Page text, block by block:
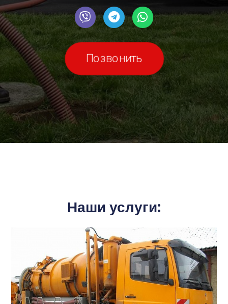
Позвонить
Наши услуги: